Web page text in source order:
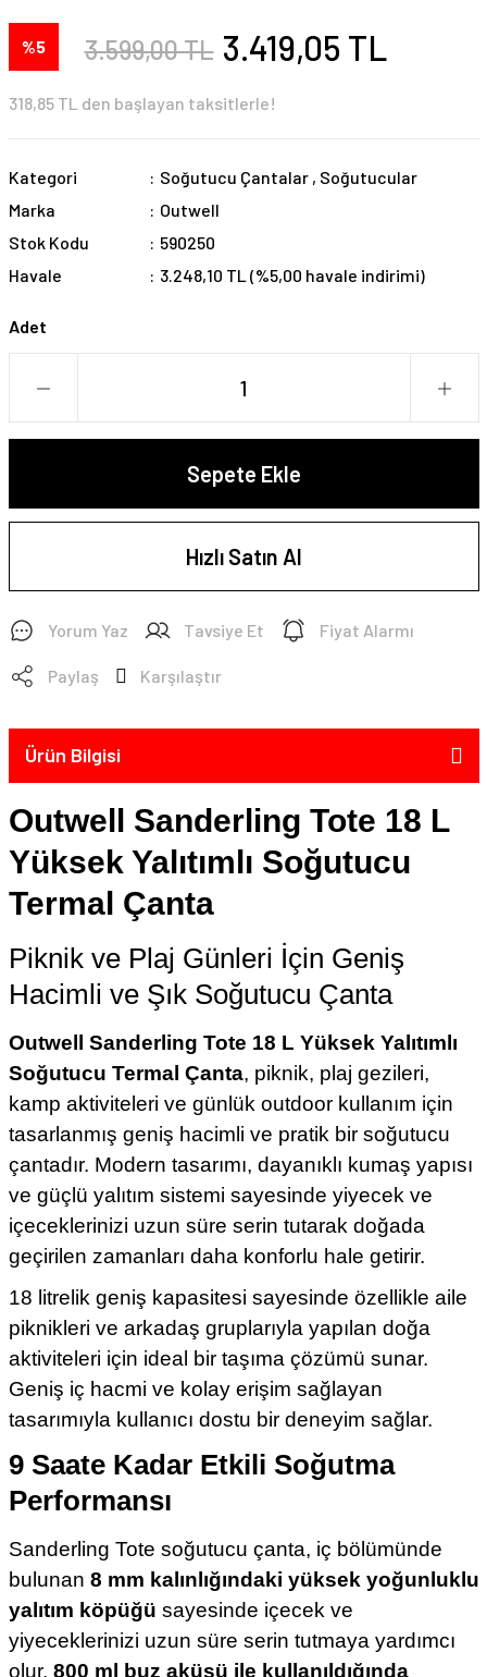
%5 3.599,00 TL 3.419,05 TL
318,85 TL den başlayan taksitlerle!
Kategori Soğutucu Çantalar , Soğutucular
Marka
Outwell
Stok Kodu
590250
Havale
3.248,10 TL (%5,00 havale indirimi)
Adet
Sepete Ekle
Hızlı Satın Al
Yorum Yaz Tavsiye Et Fiyat Alarmı
Paylaş Karşılaştır
Ürün Bilgisi
Outwell Sanderling Tote 18 L
Yüksek Yalıtımlı Soğutucu
Termal Çanta
Piknik ve Plaj Günleri İçin Geniş
Hacimli ve Şık Soğutucu Çanta
Outwell Sanderling Tote 18 L Yüksek Yalıtımlı
Soğutucu Termal Çanta, piknik, plaj gezileri,
kamp aktiviteleri ve günlük outdoor kullanım için
tasarlanmış geniş hacimli ve pratik bir soğutucu
çantadır. Modern tasarımı, dayanıklı kumaş yapısı
ve güçlü yalıtım sistemi sayesinde yiyecek ve
içeceklerinizi uzun süre serin tutarak doğada
geçirilen zamanları daha konforlu hale getirir.
18 litrelik geniş kapasitesi sayesinde özellikle aile
piknikleri ve arkadaş gruplarıyla yapılan doğa
aktiviteleri için ideal bir taşıma çözümü sunar.
Geniş iç hacmi ve kolay erişim sağlayan
tasarımıyla kullanıcı dostu bir deneyim sağlar.
9 Saate Kadar Etkili Soğutma
Performansı
Sanderling Tote soğutucu çanta, iç bölümünde
bulunan 8 mm kalınlığındaki yüksek yoğunluklu
yalıtım köpüğü sayesinde içecek ve
yiyeceklerinizi uzun süre serin tutmaya yardımcı
olur. 800 ml buz aküsü ile kullanıldığında